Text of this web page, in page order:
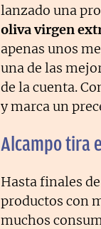
lanzado una
oliva virgen
apenas unos
una de las
de la cuenta.
y marca un
Alcampo tira
Hasta finales
productos con
muchos